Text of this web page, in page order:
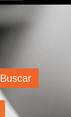
Buscar